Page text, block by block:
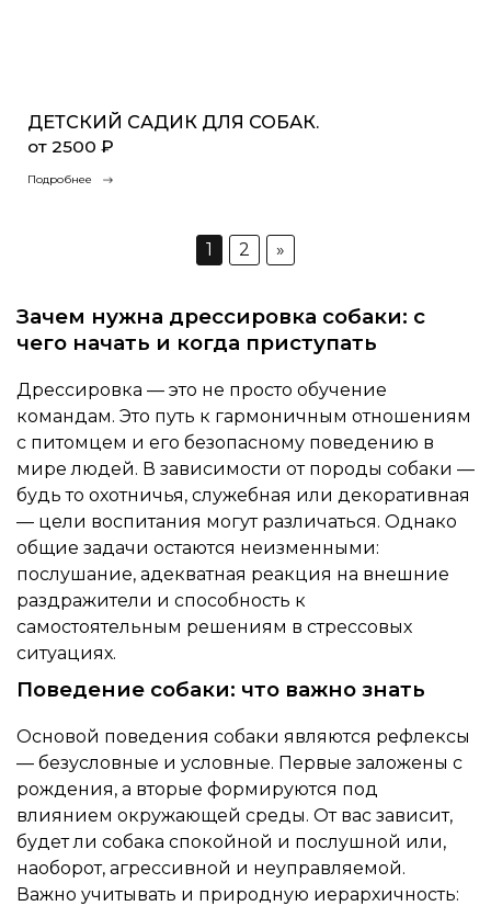
ДЕТСКИЙ САДИК ДЛЯ СОБАК.
от 2500 ₽
Подробнее
1 2 »
Зачем нужна дрессировка собаки: с
чего начать и когда приступать
Дрессировка — это не просто обучение
командам. Это путь к гармоничным отношениям
с питомцем и его безопасному поведению в
мире людей. В зависимости от породы собаки —
будь то охотничья, служебная или декоративная
— цели воспитания могут различаться. Однако
общие задачи остаются неизменными:
послушание, адекватная реакция на внешние
раздражители и способность к
самостоятельным решениям в стрессовых
ситуациях.
Поведение собаки: что важно знать
Основой поведения собаки являются рефлексы
— безусловные и условные. Первые заложены с
рождения, а вторые формируются под
влиянием окружающей среды. От вас зависит,
будет ли собака спокойной и послушной или,
наоборот, агрессивной и неуправляемой.
Важно учитывать и природную иерархичность: